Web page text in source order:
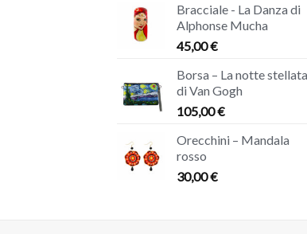
Bracciale - La Danza di
Alphonse Mucha
45,00€
Borsa – La notte stellata
di Van Gogh
105,00€
Orecchini – Mandala
rosso
30,00€